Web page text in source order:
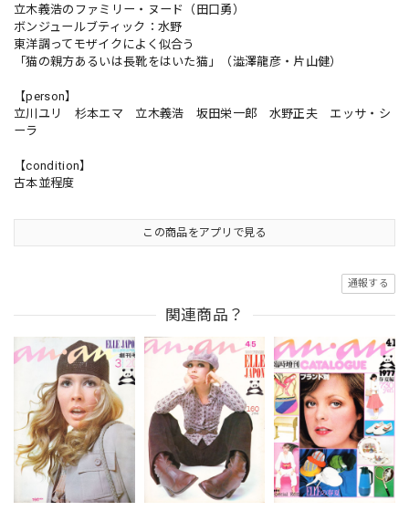
立木義浩のファミリー・ヌード（田口勇）
ボンジュールブティック：水野
東洋調ってモザイクによく似合う
「猫の親方あるいは長靴をはいた猫」（澁澤龍彦・片山健）
【person】
立川ユリ 杉本エマ 立木義浩 坂田栄一郎 水野正夫 エッサ・シ
ーラ
【condition】
古本並程度
この商品をアプリで見る
通報する
関連商品？